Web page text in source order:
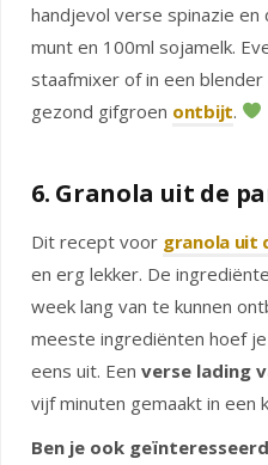
handjevol verse spinazie
munt en 100ml sojamelk.
staafmixer of in een blender
gezond gifgroen ontbijt.
6. Granola uit de
Dit recept voor granola uit
en erg lekker. De
week lang van te kunnen
meeste ingrediënten hoef
eens uit. Een verse lading
vijf minuten gemaakt in een
Ben je ook